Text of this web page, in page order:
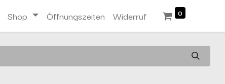
Shop Öffnungszeiten Widerruf 0